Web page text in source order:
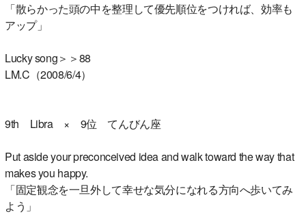
「散らかった頭の中を整理して優先順位をつければ、効率も
アップ」
Lucky song＞＞88
LM.C（2008/6/4）
9th Libra × 9位 てんびん座
Put aside your preconceived idea and walk toward the way that
makes you happy.
「固定観念を一旦外して幸せな気分になれる方向へ歩いてみ
よう」